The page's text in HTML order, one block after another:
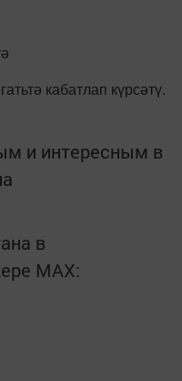
кабатлап күрсәтү.
и интересным в
в
MАХ: